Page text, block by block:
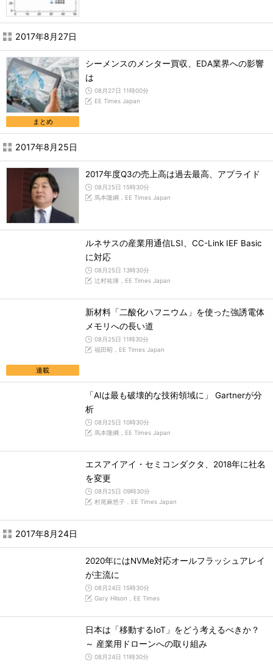
2017年8月27日
まとめ
シーメンスのメンター買収、EDA業界への影響
は
08月27日 11時00分
EE Times Japan
2017年8月25日
2017年度Q3の売上高は過去最高、アプライド
08月25日 15時30分
馬本隆綱，EE Times Japan
ルネサスの産業用通信LSI、CC-Link IEF Basic
に対応
08月25日 13時30分
辻村祐揮，EE Times Japan
連載
新材料「二酸化ハフニウム」を使った強誘電体
メモリへの長い道
08月25日 11時30分
福田昭，EE Times Japan
「AIは最も破壊的な技術領域に」 Gartnerが分
析
08月25日 10時30分
馬本隆綱，EE Times Japan
エスアイアイ・セミコンダクタ、2018年に社名
を変更
08月25日 09時30分
村尾麻悠子，EE Times Japan
2017年8月24日
2020年にはNVMe対応オールフラッシュアレイ
が主流に
08月24日 15時30分
Gary Hilson，EE Times
日本は「移動するIoT」をどう考えるべきか？
～ 産業用ドローンへの取り組み
08月24日 11時30分